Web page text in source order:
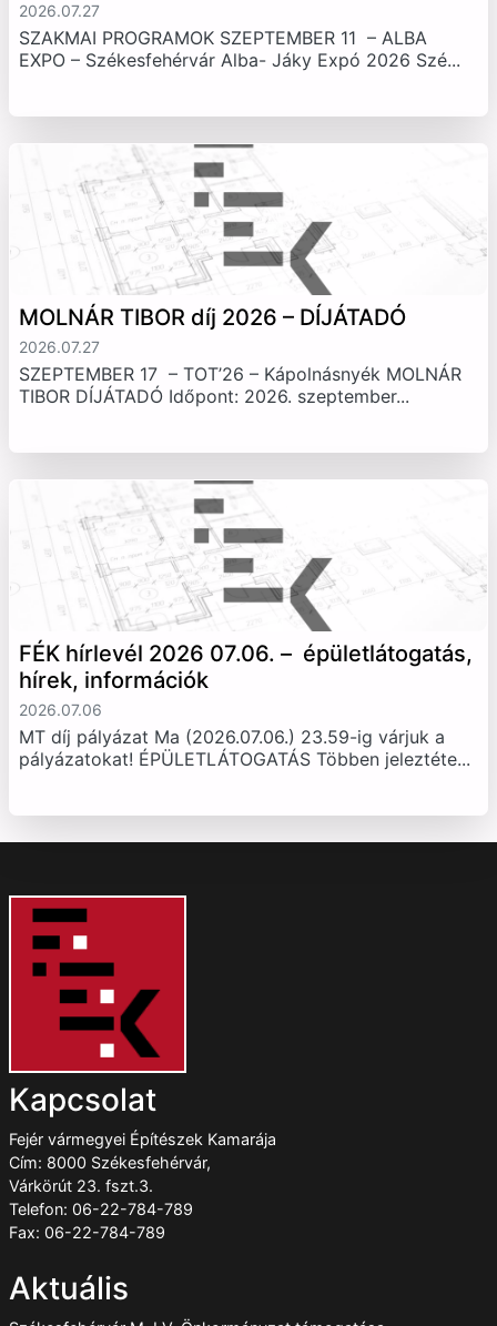
2026.07.27
SZAKMAI PROGRAMOK SZEPTEMBER 11 – ALBA
EXPO – Székesfehérvár Alba- Jáky Expó 2026 Szé...
MOLNÁR TIBOR díj 2026 – DÍJÁTADÓ
2026.07.27
SZEPTEMBER 17 – TOT’26 – Kápolnásnyék MOLNÁR
TIBOR DÍJÁTADÓ Időpont: 2026. szeptember...
FÉK hírlevél 2026 07.06. – épületlátogatás,
hírek, információk
2026.07.06
MT díj pályázat Ma (2026.07.06.) 23.59-ig várjuk a
pályázatokat! ÉPÜLETLÁTOGATÁS Többen jeleztéte...
Kapcsolat
Fejér vármegyei Építészek Kamarája
Cím: 8000 Székesfehérvár,
Várkörút 23. fszt.3.
Telefon: 06-22-784-789
Fax: 06-22-784-789
Aktuális